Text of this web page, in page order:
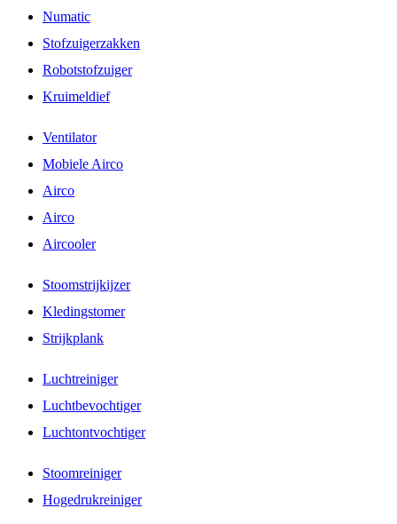
Numatic
Stofzuigerzakken
Robotstofzuiger
Kruimeldief
Ventilator
Mobiele Airco
Airco
Airco
Aircooler
Stoomstrijkijzer
Kledingstomer
Strijkplank
Luchtreiniger
Luchtbevochtiger
Luchtontvochtiger
Stoomreiniger
Hogedrukreiniger